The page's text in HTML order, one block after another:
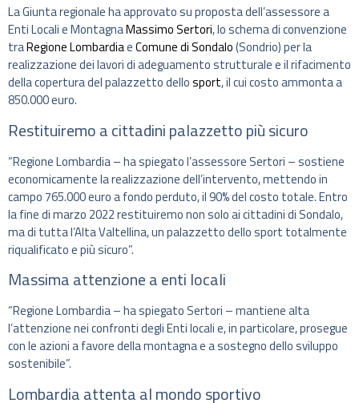
La Giunta regionale ha approvato su proposta dell’assessore a
Enti Locali e MontagnaMassimo Sertori, lo schema di convenzione
traRegione LombardiaeComune di Sondalo(Sondrio) per la
realizzazione dei lavori di adeguamento strutturale e il rifacimento
della copertura del palazzetto dellosport, il cui costo ammonta a
850.000 euro.
Restituiremo a cittadini palazzetto più sicuro
“Regione Lombardia – ha spiegato l’assessore Sertori – sostiene
economicamente la realizzazione dell’intervento, mettendo in
campo 765.000 euro a fondo perduto, il 90% del costo totale. Entro
la fine di marzo 2022 restituiremo non solo ai cittadini di Sondalo,
ma di tutta l’Alta Valtellina, un palazzetto dello sport totalmente
riqualificato e più sicuro”.
Massima attenzione a enti locali
“Regione Lombardia – ha spiegato Sertori – mantiene alta
l’attenzione nei confronti degli Enti locali e, in particolare, prosegue
con le azioni a favore della montagna e a sostegno dello sviluppo
sostenibile”.
Lombardia attenta al mondo sportivo